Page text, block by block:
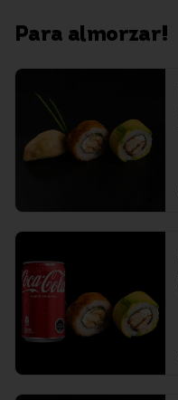
Para almorzar!